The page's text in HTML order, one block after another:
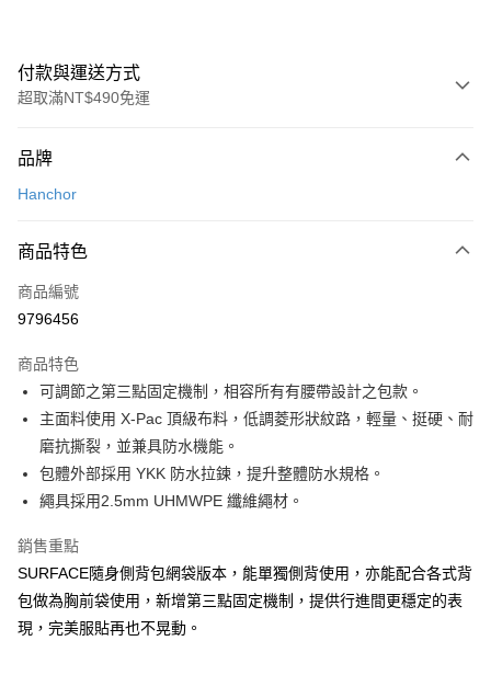
付款與運送方式
超取滿NT$490免運
信用卡一次付款
3 期 0 利率 每期
合作金庫商業銀行
上海商業儲蓄銀行
臺灣中小企業銀行
匯豐（台灣）商業銀行
華泰商業銀行
聯邦商業銀行
遠東國際商業銀行
元大商業銀行
玉山商業銀行
星展（台灣）商業銀行
台灣樂天信用卡公司
超商取貨付款
LINE Pay
Apple Pay
ATM付款
運送方式
全家取貨付款
付款後全家取貨
每筆NT$60，滿NT$490(含以上)免運費
7-11取貨付款
品牌
Hanchor
商品特色
商品編號
9796456
商品特色
可調節之第三點固定機制，相容所有有腰帶設計之包款。
主面料使用 X-Pac 頂級布料，低調菱形狀紋路，輕量、挺硬、耐
磨抗撕裂，並兼具防水機能。
包體外部採用 YKK 防水拉鍊，提升整體防水規格。
繩具採用2.5mm UHMWPE 纖維繩材。
銷售重點
SURFACE隨身側背包網袋版本，能單獨側背使用，亦能配合各式背
包做為胸前袋使用，新增第三點固定機制，提供行進間更穩定的表
現，完美服貼再也不晃動。